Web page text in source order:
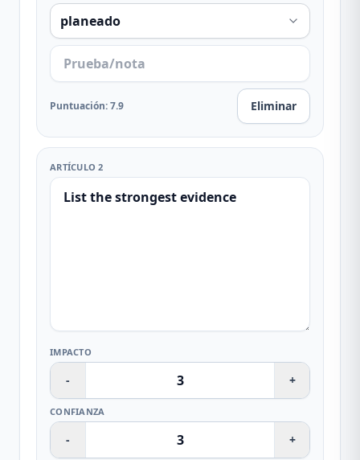
Puntuación:7.9 Eliminar
ARTÍCULO 2
IMPACTO
- +
CONFIANZA
- +